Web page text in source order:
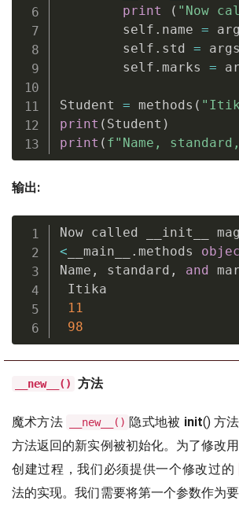
print
( "Now
        self
. name =
        self
. std = args
        self
. marks =
Student = methods (
print ( Student )
print ( f"Name,
输出:
Now called __init__
< __main__ . methods
Name , standard , and
Itika
11
98
__new__() 方法
魔术方法 __new__() 隐式地被 init() 方
方法返回的新实例被初始化。为了修改
创建过程，我们必须提供一个修改过的
法的实现。我们需要将第一个参数作为